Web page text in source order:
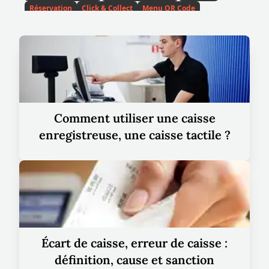
Réservation Click & Collect
Menu QR Code
Comment utiliser une caisse
enregistreuse, une caisse tactile ?
Caisse
enregistreuse
24 févr. 2024
Découvrez comment fonctionne une caisse
enregistreuse! Des bases aux aspects avancés,
nous vous guidons dans son utilisation. En
savoir plus maintenant.
Écart de caisse, erreur de caisse :
définition, cause et sanction